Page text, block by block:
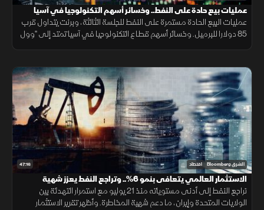
عمليات بيع حادة على النفط.. وخسائر أسهم التكنولوجيا في آسيا
تمتد لـ"وول ستريت"
عمليات البيع الحادة مستمرة على النفط للجلسة الثالثة، وبرنت يتداول قرب
85 دولارا للبرميل. وخسائر أسهم قطاع التكنولوجيا في آسيا تمتد إلى "وول
47:16 الشرق Bloomberg اقتصاد
الاستثمار العالمي يتعافى بنمو 6%.. وتراجع النفط يعزز شهية
المخاطرة
تراجع النفط إلى أدنى مستوياته منذ 21 يوليو مع استمرار التهدئة بين
الولايات المتحدة وإيران، ما دعم شهية المخاطرة. وأظهر تقرير الاستثمار